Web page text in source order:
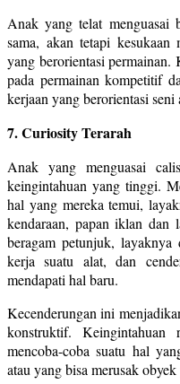
Anak yang telat menguasai
sama, akan tetapi
yang berorientasi permainan.
pada permainan kompetitif
kerjaan yang berorientasi
7. Curiosity Terarah
Anak yang menguasai
keingintahuan yang tinggi.
hal yang mereka temui,
kendaraan, papan iklan dan
beragam petunjuk, layaknya
kerja suatu alat, dan
mendapati hal baru.
Kecenderungan ini
konstruktif. Keingintahuan
mencoba-coba suatu hal
atau yang bisa merusak